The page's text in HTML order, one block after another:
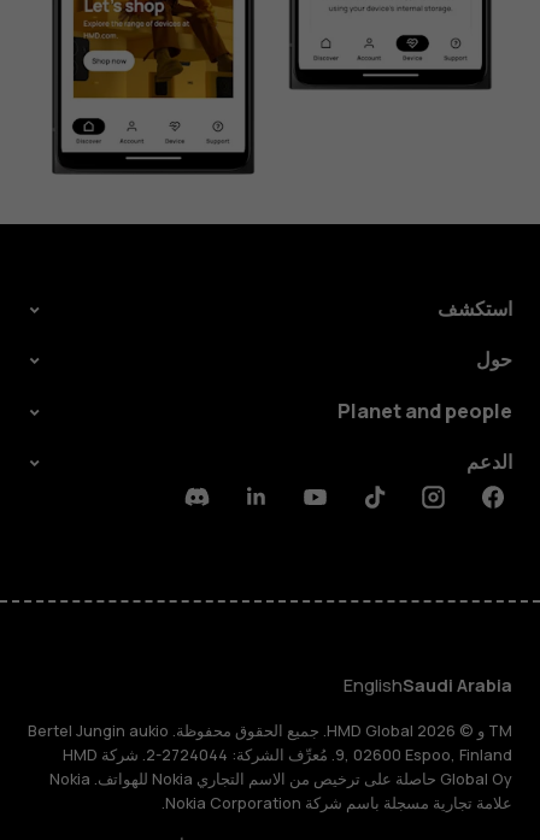
استكشف
حول
Planet and people
الدعم
Facebook
Instagram
Tiktok
Youtube
Linkedin
Discord
Saudi Arabia
English
TM و © 2026 HMD Global. جميع الحقوق محفوظة. Bertel Jungin aukio
9, 02600 Espoo, Finland. مُعرِّف الشركة: 2724044-2. شركة HMD
Global Oy حاصلة على ترخيص من الاسم التجاري Nokia للهواتف. Nokia
علامة تجارية مسجلة باسم شركة Nokia Corporation.